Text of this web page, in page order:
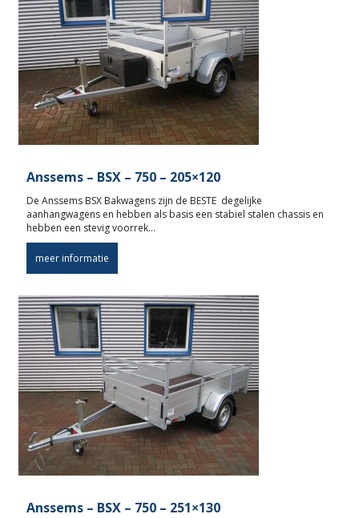
Anssems – BSX – 750 – 205×120
De Anssems BSX Bakwagens zijn de BESTE degelijke
aanhangwagens en hebben als basis een stabiel stalen chassis en
hebben een stevig voorrek…
meer informatie
Anssems – BSX – 750 – 251×130